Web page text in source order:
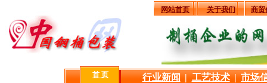
网站首页 关于我们 商贸
首 页 行业新闻 | 工艺技术 | 市场